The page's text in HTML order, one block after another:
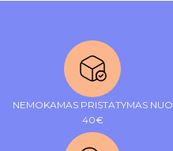
NEMOKAMAS PRISTATYMAS NUO
40€